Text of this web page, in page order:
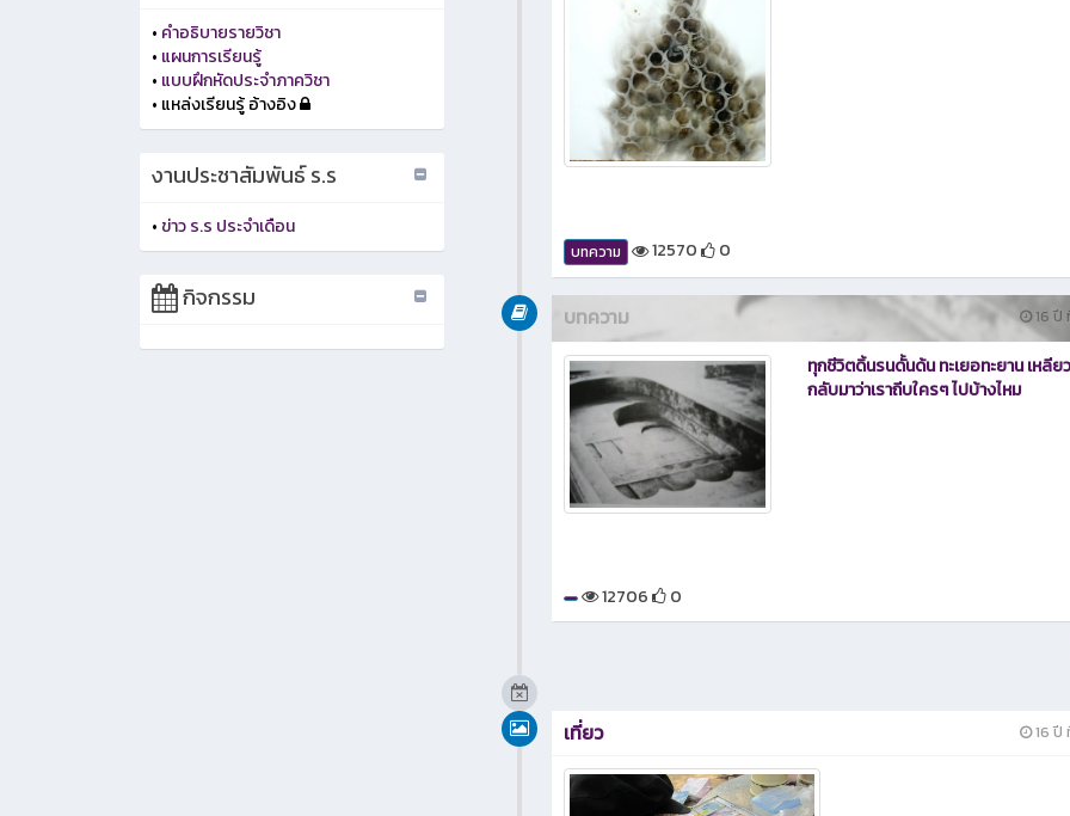
• คำอธิบายรายวิชา
• แผนการเรียนรู้
• แบบฝึกหัดประจำภาควิชา
• แหล่งเรียนรู้ อ้างอิง
งานประชาสัมพันธ์ ร.ร
• ข่าว ร.ร ประจำเดือน
กิจกรรม
บทความ 12570 0
16 ปี
บทความ
ทุกชีวิตดิ้นรนดั้นด้น ทะเยอทะยาน เหลีย
กลับมาว่าเราถีบใครๆ ไปบ้างไหม
12706 0
16 ปี
เที่ยว